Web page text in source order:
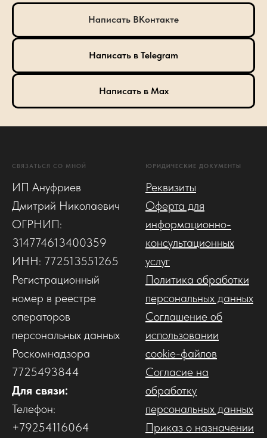
Написать ВКонтакте
Написать в Telegram
Написать в Max
СВЯЗАТЬСЯ СО МНОЙ
ИП Ануфриев
Дмитрий Николаевич
ОГРНИП:
314774613400359
ИНН: 772513551265
Регистрационный
номер в реестре
операторов
персональных данных
Роскомнадзора
7725493844
Для связи:
Телефон:
+79254116064
ЮРИДИЧЕСКИЕ ДОКУМЕНТЫ
Реквизиты
Оферта для
информационно-
консультационных
услуг
Политика обработки
персональных данных
Соглашение об
использовании
cookie-файлов
Согласие на
обработку
персональных данных
Приказ о назначении